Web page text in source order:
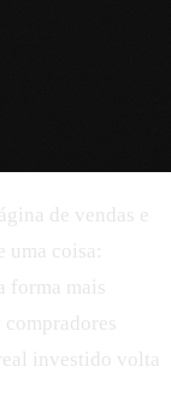
de vendas e
uma coisa:
forma mais
compradores
investido volta